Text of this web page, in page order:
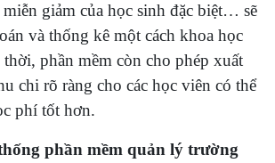
giảm của học sinh đặc biệt… sẽ
và thống kê một cách khoa học
phần mềm còn cho phép xuất
chi rõ ràng cho các học viên có thể
phí tốt hơn.
phần mềm quản lý trường